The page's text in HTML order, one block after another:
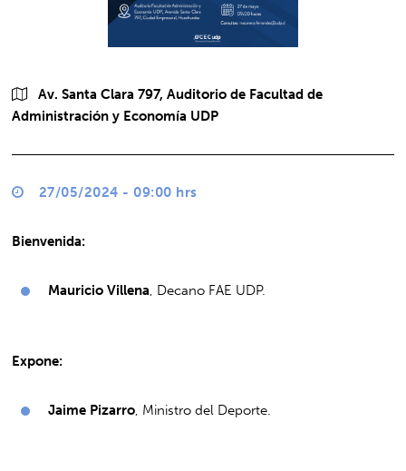
Av. Santa Clara 797, Auditorio de Facultad de
Administración y Economía UDP
27/05/2024 - 09:00 hrs
Bienvenida:
Mauricio Villena , Decano FAE UDP.
Expone:
Jaime Pizarro , Ministro del Deporte.